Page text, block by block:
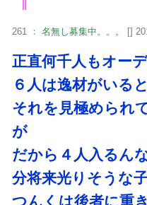
261 ： 名無し募集中。。。 []
正直何千人もオー
６人は逸材がいる
それを見極められ
が
だから４人入るん
分将来光りそうな
つんくは後者に重